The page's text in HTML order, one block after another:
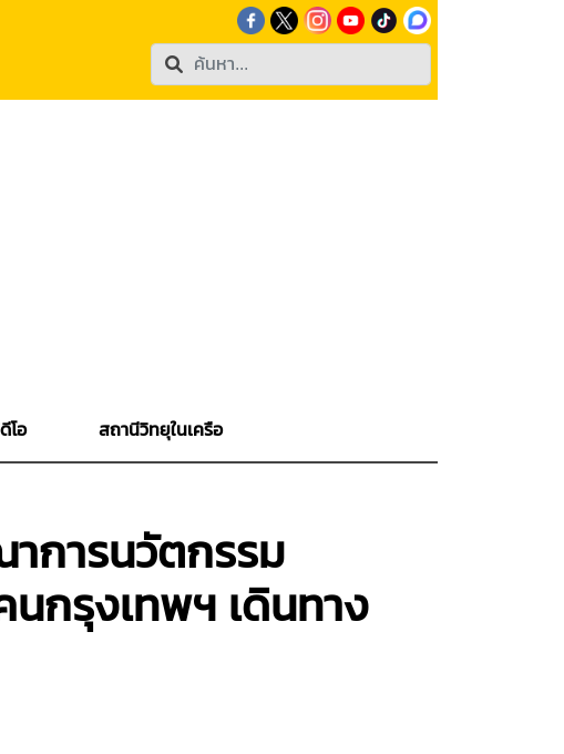
โอ สถานีวิทยุในเครือ
การนวัตกรรม
กรุงเทพฯ เดินทาง